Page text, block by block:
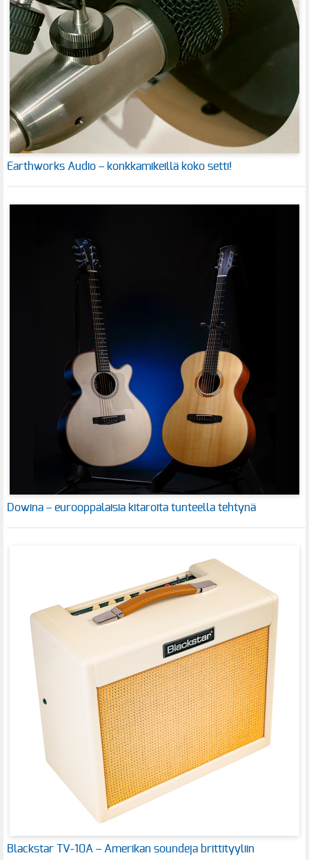
Earthworks Audio – konkkamikeillä koko setti!
Dowina – eurooppalaisia kitaroita tunteella tehtynä
Blackstar TV-10A – Amerikan soundeja brittityyliin